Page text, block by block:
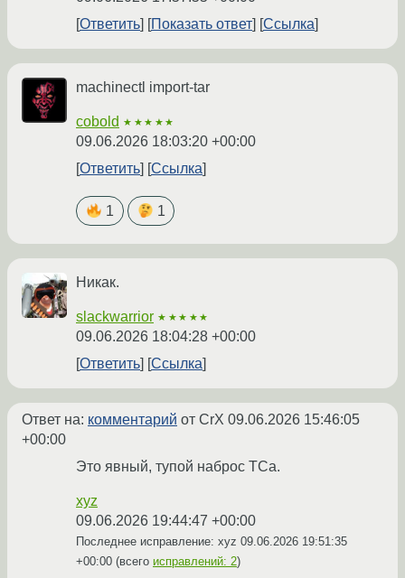
Ответить
Показать ответ Ссылка
machinectl import-tar
cobold ★★★★★
09.06.2026 18:03:20 +00:00
Ответить
Ссылка
1 1
Никак.
slackwarrior ★★★★★
09.06.2026 18:04:28 +00:00
Ответить
Ссылка
Ответ на: комментарий от CrX 09.06.2026 15:46:05
+00:00
Это явный, тупой наброс ТСа.
xyz
09.06.2026 19:44:47 +00:00
Последнее исправление: xyz 09.06.2026 19:51:35
+00:00 (всего исправлений: 2)